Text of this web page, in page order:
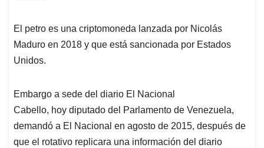
El petro es una criptomoneda lanzada por Nicolás
Maduro en 2018 y que está sancionada por Estados
Unidos.
Embargo a sede del diario El Nacional
Cabello, hoy diputado del Parlamento de Venezuela,
demandó a El Nacional en agosto de 2015, después de
que el rotativo replicara una información del diario